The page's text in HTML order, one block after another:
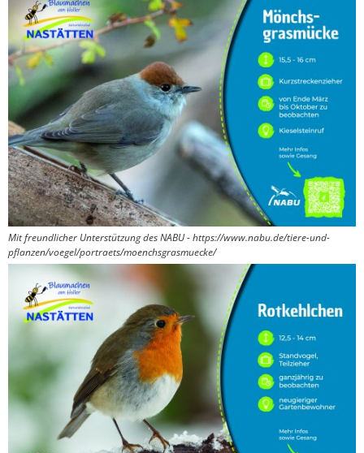
Mit freundlicher Unterstützung des NABU - https://www.nabu.de/tiere-und-
pflanzen/voegel/portraets/moenchsgrasmuecke/